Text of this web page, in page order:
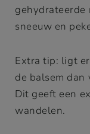
gehydrateerde
sneeuw en
Extra tip: ligt
de balsem dan
Dit geeft een
wandelen.